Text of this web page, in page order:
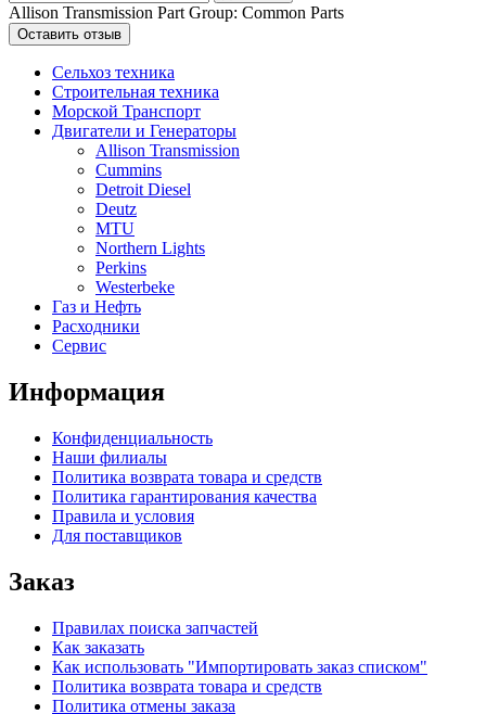
Allison Transmission Part Group: Common Parts
Оставить отзыв
Сельхоз техника
Строительная техника
Морской Транспорт
Двигатели и Генераторы
Allison Transmission
Cummins
Detroit Diesel
Deutz
MTU
Northern Lights
Perkins
Westerbeke
Газ и Нефть
Расходники
Сервис
Информация
Конфиденциальность
Наши филиалы
Политика возврата товара и средств
Политика гарантирования качества
Правила и условия
Для поставщиков
Заказ
Правилах поиска запчастей
Как заказать
Как использовать "Импортировать заказ списком"
Политика возврата товара и средств
Политика отмены заказа